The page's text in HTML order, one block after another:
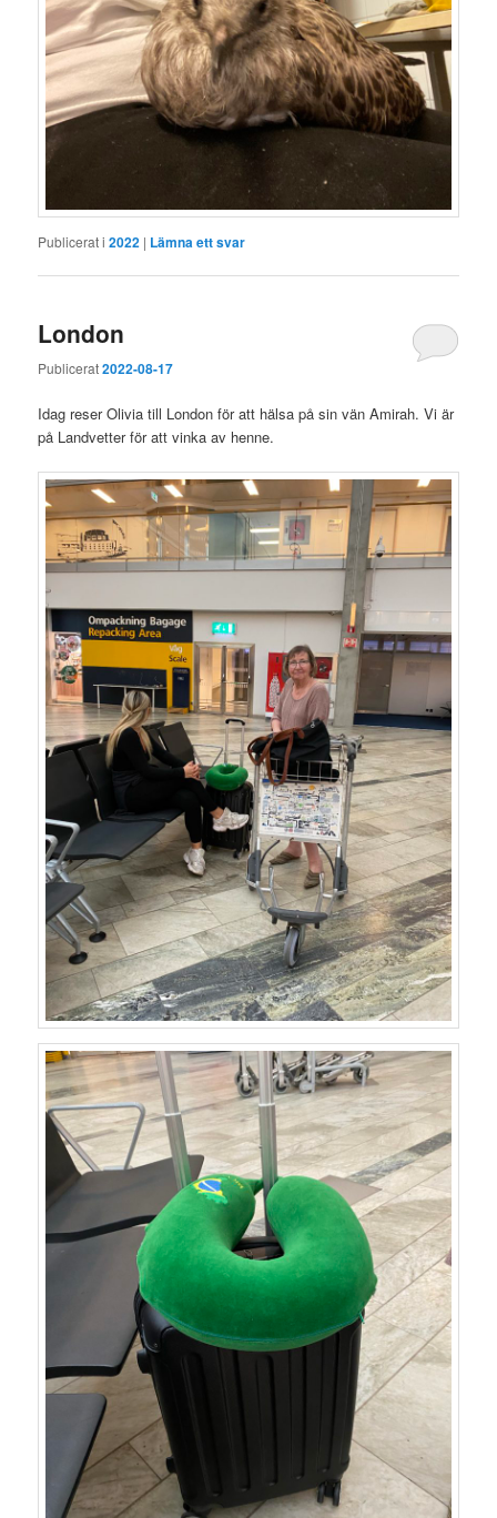
Publicerat i 2022 | Lämna ett svar
London
Publicerat2022-08-17
Idag reser Olivia till London för att hälsa på sin vän Amirah. Vi är
på Landvetter för att vinka av henne.